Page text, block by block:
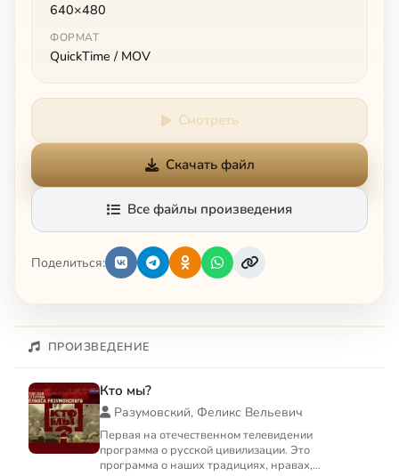
640×480
ФОРМАТ
QuickTime / MOV
Смотреть
Скачать файл
Все файлы произведения
Поделиться:
ПРОИЗВЕДЕНИЕ
Кто мы?
Разумовский, Феликс Вельевич
Первая на отечественном телевидении
программа о русской цивилизации. Это
программа о наших традициях, нравах,